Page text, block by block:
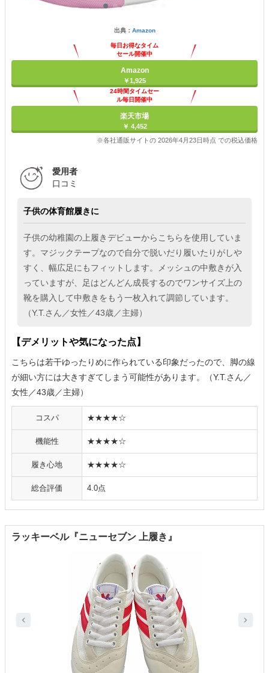
出典： Amazon
毎日お得なタイム
セール開催中
Amazon
￥1,925
24時間タイムセー
ル毎日開催中
楽天市場
￥ 4,452
※各社通販サイトの 2026年4月23日時点 での税込価格
愛用者
口コミ
子供の体育館履きに
子供の幼稚園の上履きデビューからこちらを使用していま
す。マジックテープなので自分で脱いだり履いたりがしや
すく、幅広足にもフィットします。メッシュの中敷きが入
っていますが、足はどんどん成長するのでワンサイズ上の
靴を購入して中敷きをもう一枚入れて調節しています。
（Y.T.さん／女性／43歳／主婦）
【デメリットや気になった点】
こちらは若干ゆったりめに作られている印象だったので、脚の線
が細い方には大きすぎてしまう可能性があります。（Y.T.さん／
女性／43歳／主婦）
コスパ ★★★★☆
機能性 ★★★★☆
履き心地 ★★★★☆
総合評価 4.0点
ラッキーベル『ニューセブン 上履き』